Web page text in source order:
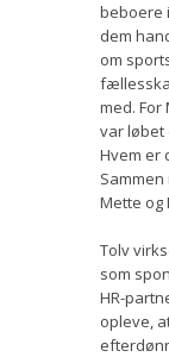
beboere
dem
om
med. For
var løbet
Hvem er
Mette og
Tolv
som
HR-
opleve,